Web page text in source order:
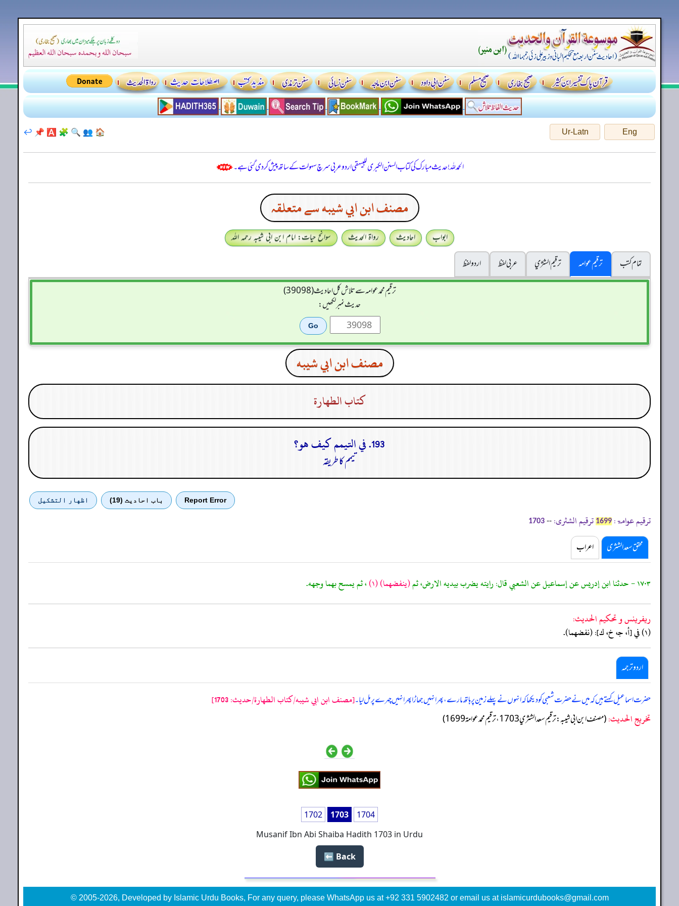
Eng
Ur-Latn
🏠
👥
🔍
🧩
🅰️
📌
↩️
الحمدللہ! حدیث مبارک کی کتاب السنن الكبرى للبيهقي اردو عربی سرچ سہولت کے ساتھ پیش کر دی گئی ہے۔
مصنف ابن ابي شيبه سے متعلقہ
ابواب احادیث رواۃ الحدیث
سوانح حیات: امام ابن ابی شیبہ رحمہ اللہ
تمام کتب
ترقیم عوامہ ترقيم الشژي عربی لفظ
اردو لفظ
ترقیم محمدعوامہ سے تلاش کل احادیث (39098)
حدیث نمبر لکھیں:
مصنف ابن ابي شيبه
كتاب الطهارة
193. في التيمم كيف هو؟
تیمم کا طریقہ
Report Error باب احادیث (19) اظهار التشكيل
ترقیم عوامۃ: 1699 ترقیم الشثری: --
1703
محقق سعد الشثری اعراب
١٧٠٣ - حدثنا ابن إدريس عن إسماعيل عن الشعبي قال: رايته يضرب بيديه الارض، ثم (ينفضهما)(١) ، ثم يمسح بهما وجهه.
ريفرينس و تحكيم الحدیث:
(١) في [أ، جـ، خ، ك]: (نفضهما).
اردو ترجمہ
حضرت اسماعیل کہتے ہیں کہ میں نے حضرت شعبی کو دیکھا کہ انہوں نے پہلے زمین پر ہاتھ مارے، پھر انہیں جھاڑا پھر انہیں چہرے پر مل لیا۔[مصنف ابن ابي شيبه/كتاب الطهارة/حدیث: 1703]
تخریج الحدیث:(مصنف ابن ابي شيبه: ترقيم سعد الشثري 1703، ترقيم محمد عوامة 1699)
1702 1703
1704
Musanif Ibn Abi Shaiba Hadith 1703 in Urdu
Back ⬅️
© 2005-2026, Developed by Islamic Urdu Books, For any query, please WhatsApp us at +92 331 5902482 or email us at islamicurdubooks@gmail.com